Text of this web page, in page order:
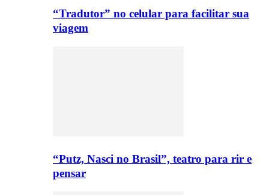
“Tradutor” no celular para facilitar sua
viagem
“Putz, Nasci no Brasil”, teatro para rir e
pensar